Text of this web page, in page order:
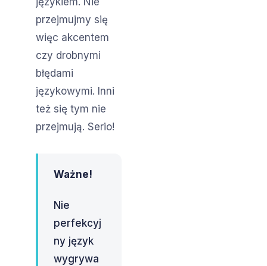
przejmujmy się
więc akcentem
czy drobnymi
błędami
językowymi. Inni
też się tym nie
przejmują. Serio!
Ważne!
Nie
perfekcyj
ny język
wygrywa